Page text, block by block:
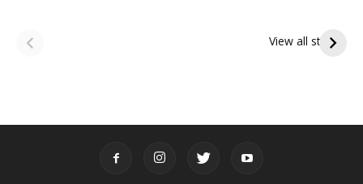
View all stories
పితృదేవతల ఆశీర్వాదం
ఇంద్రకీలాద్రి గిరి ప్రదక్షిణ